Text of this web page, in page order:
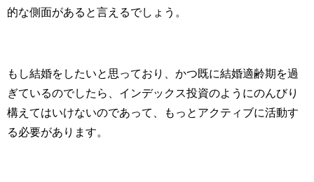
的な側面があると言えるでしょう。
もし結婚をしたいと思っており、かつ既に結婚適齢期を過
ぎているのでしたら、インデックス投資のようにのんびり
構えてはいけないのであって、もっとアクティブに活動す
る必要があります。